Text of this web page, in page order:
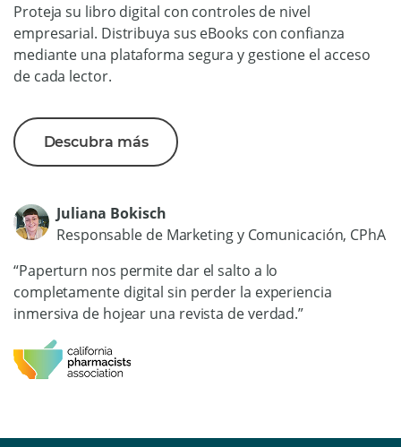
Proteja su libro digital con controles de nivel
empresarial. Distribuya sus eBooks con confianza
mediante una plataforma segura y gestione el acceso
de cada lector.
Descubra más
Juliana Bokisch
Responsable de Marketing y Comunicación, CPhA
“Paperturn nos permite dar el salto a lo
completamente digital sin perder la experiencia
inmersiva de hojear una revista de verdad.”